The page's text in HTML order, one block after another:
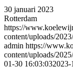
30 januari 2023
Rotterdam
https://
content/uploads/
admin https://
content/uploads/
01-30 16:03:032023-